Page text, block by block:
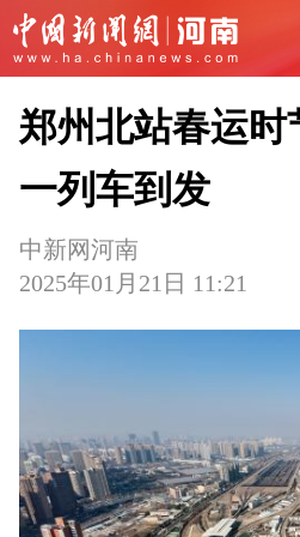
郑州北站春运
一列车到发
中新网河南
2025年01月21日 11:21